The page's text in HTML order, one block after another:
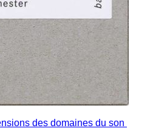
des domaines du son